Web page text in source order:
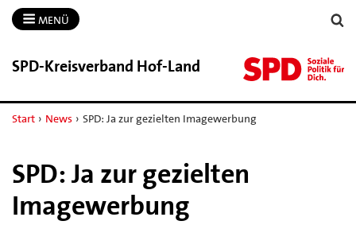
MENÜ
SPD-​Kreisverband Hof-​Land
Start › News › SPD: Ja zur gezielten Imagewerbung
SPD: Ja zur gezielten
Imagewerbung